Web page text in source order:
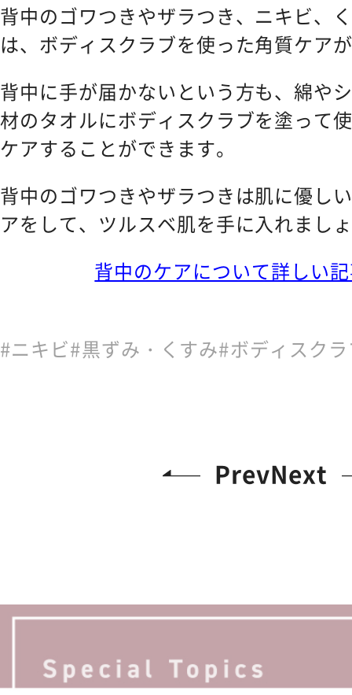
背中のゴワつきやザラつき、ニキビ、
は、ボディスクラブを使った角質ケア
背中に手が届かないという方も、綿や
材のタオルにボディスクラブを塗って
ケアすることができます。
背中のゴワつきやザラつきは肌に優し
アをして、ツルスベ肌を手に入れまし
背中のケアについて詳しい
ニキビ 黒ずみ・くすみ ボディスク
PrevNext